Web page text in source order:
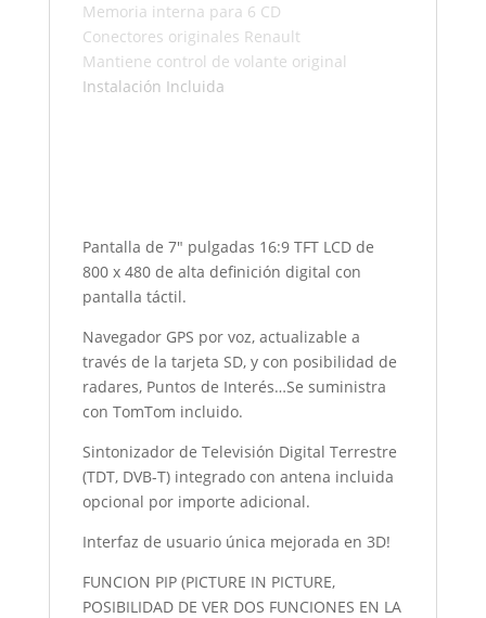
Memoria interna para 6 CD
Conectores originales Renault
Mantiene control de volante original
Instalación Incluida
Pantalla de 7″ pulgadas 16:9 TFT LCD de
800 x 480 de alta definición digital con
pantalla táctil.
Navegador GPS por voz, actualizable a
través de la tarjeta SD, y con posibilidad de
radares, Puntos de Interés…Se suministra
con TomTom incluido.
Sintonizador de Televisión Digital Terrestre
(TDT, DVB-T) integrado con antena incluida
opcional por importe adicional.
Interfaz de usuario única mejorada en 3D!
FUNCION PIP (PICTURE IN PICTURE,
POSIBILIDAD DE VER DOS FUNCIONES EN LA